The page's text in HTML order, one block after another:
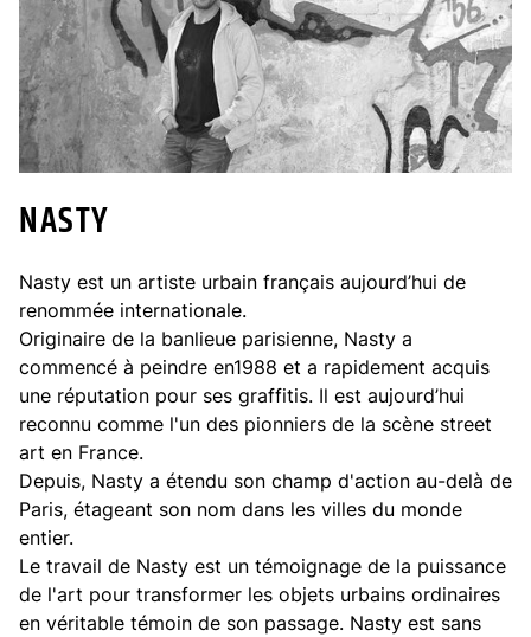
NASTY
Nasty est un artiste urbain français aujourd’hui de
renommée internationale.
Originaire de la banlieue parisienne, Nasty a
commencé à peindre en1988 et a rapidement acquis
une réputation pour ses graffitis. Il est aujourd’hui
reconnu comme l'un des pionniers de la scène street
art en France.
Depuis, Nasty a étendu son champ d'action au-delà de
Paris, étageant son nom dans les villes du monde
entier.
Le travail de Nasty est un témoignage de la puissance
de l'art pour transformer les objets urbains ordinaires
en véritable témoin de son passage. Nasty est sans